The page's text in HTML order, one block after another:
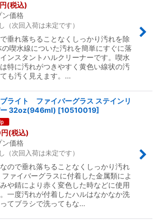
円(税込)
ン価格
（次回入荷は未定です）
垂れ落ちることなくしっかり汚れを除
の喫水線についた汚れを簡単にすぐに落
ンスタントハルクリーナーです。喫水
特に汚れがつきやすく黄色い線状の汚
も汚く見えます。…
ライト ファイバーグラス ステインリ
ー 32oz(946ml) [10510019]
円(税込)
ン価格
（次回入荷は未定です）
ので垂れ落ちることなくしっかり汚れ
ファイバーグラスに付着した金属類によ
や錆により赤く変色した時などに使用
一度汚れが付着したハルはなかなか洗
てブラシで洗ってもな…